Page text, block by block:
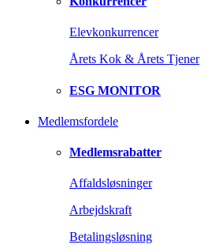
Elevkonkurrencer
Årets Kok & Årets Tjener
ESG MONITOR
Medlemsfordele
Medlemsrabatter
Affaldsløsninger
Arbejdskraft
Betalingsløsning